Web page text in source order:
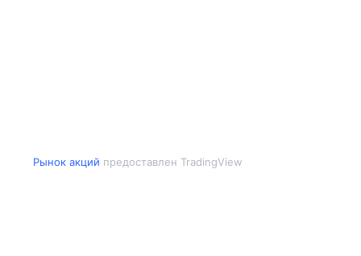
Рынок акций предоставлен TradingView